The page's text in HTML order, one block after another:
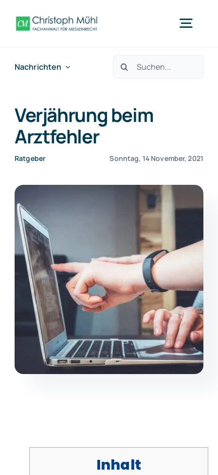
Inhalt
springen
Arzthaftung Mainz
Fachbereiche
Nachrichten
Suche
nach:
Verjährung beim
Arztfehler
Ratgeber Sonntag, 14 November, 2021
Inhalt